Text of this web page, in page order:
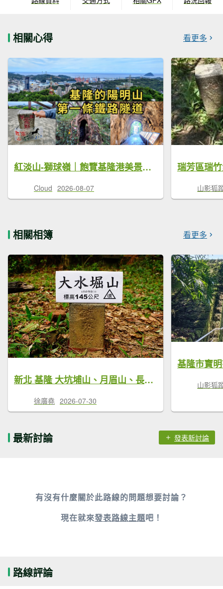
相關心得 看更多
紅淡山-獅球嶺｜飽覽基隆港美景，穿越劉銘傳隧道，走訪百年砲台群
Cloud 2026-08-07 山影狐
相關相簿 看更多
新北 基隆 大坑埔山、月眉山、長命山、大水堀山、金交椅山、紅淡山、鳥嘴山西峰
徐廣堯 2026-07-30
基隆市寶
山影狐
最新討論 發表新討論
有沒有什麼關於此路線的問題想要討論？
現在就來發表路線主題吧！
路線評論